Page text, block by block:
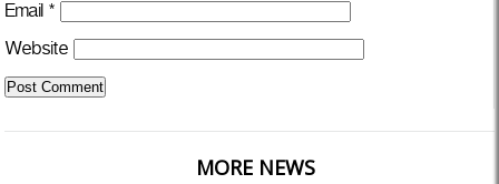
Email *
Website
MORE NEWS